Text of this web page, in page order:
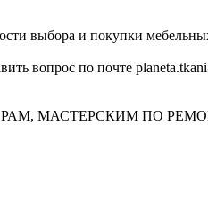
выбора и покупки
вопрос по почте
МАСТЕРСКИМ ПО